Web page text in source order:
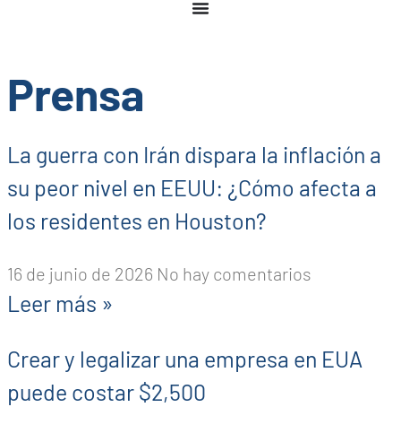
Prensa
La guerra con Irán dispara la inflación a
su peor nivel en EEUU: ¿Cómo afecta a
los residentes en Houston?
16 de junio de 2026 No hay comentarios
Leer más »
Crear y legalizar una empresa en EUA
puede costar $2,500